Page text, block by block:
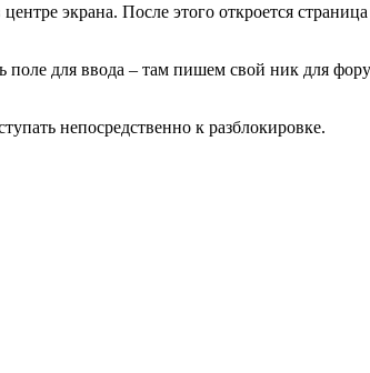
экрана. После этого откроется страница
поле для ввода – там пишем свой ник для
непосредственно к разблокировке.